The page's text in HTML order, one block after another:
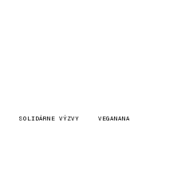
SOLIDÁRNE VÝZVY VEGANANA